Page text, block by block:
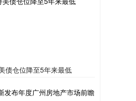
债仓位降至5年来最低